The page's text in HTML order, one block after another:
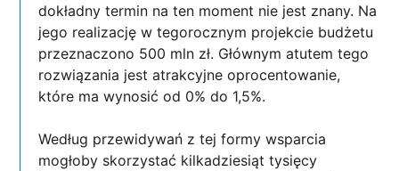
dokładny termin na ten moment nie jest znany. Na
jego realizację w tegorocznym projekcie budżetu
przeznaczono 500 mln zł. Głównym atutem tego
rozwiązania jest atrakcyjne oprocentowanie,
które ma wynosić od 0% do 1,5%.
Według przewidywań z tej formy wsparcia
mogłoby skorzystać kilkadziesiąt tysięcy